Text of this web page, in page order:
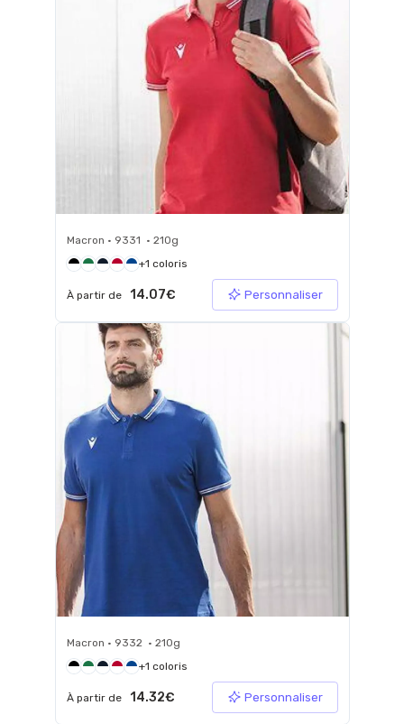
Macron • 9331 • 210g
+1 coloris
À partir de 14.07€ Personnaliser
Macron • 9332 • 210g
+1 coloris
À partir de 14.32€ Personnaliser